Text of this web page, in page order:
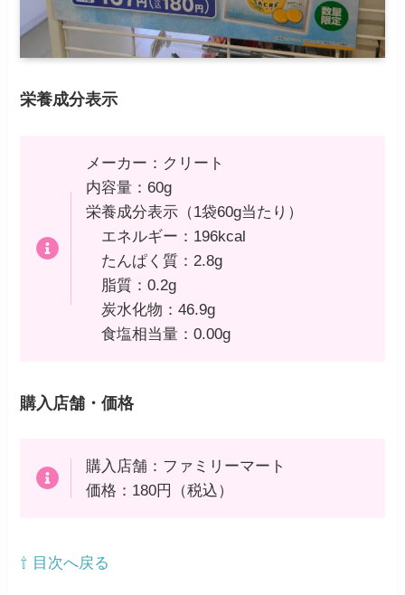
栄養成分表示
メーカー：クリート
内容量：60g
栄養成分表示（1袋60g当たり）
エネルギー：196kcal
たんぱく質：2.8g
脂質：0.2g
炭水化物：46.9g
食塩相当量：0.00g
購入店舗・価格
購入店舗：ファミリーマート
価格：180円（税込）
⇧ 目次へ戻る